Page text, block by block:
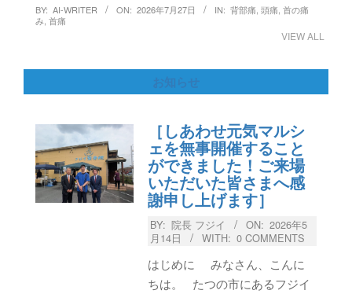
BY: AI-WRITER ON: 2026年7月27日 IN: 背部痛, 頭痛, 首の痛
み, 首痛
VIEW ALL
お知らせ
［しあわせ元気マルシ
ェを無事開催すること
ができました！ご来場
いただいた皆さまへ感
謝申し上げます］
BY: 院長 フジイ ON: 2026年5
月14日
WITH: 0 COMMENTS
はじめに みなさん、こんに
ちは。 たつの市にあるフジイ